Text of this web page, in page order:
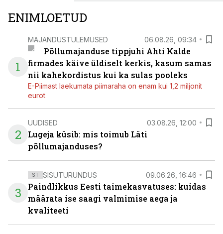
ENIMLOETUD
1
MAJANDUSTULEMUSED 06.08.26, 09:34
Põllumajanduse tippjuhi Ahti Kalde
firmades käive üldiselt kerkis, kasum samas
nii kahekordistus kui ka sulas pooleks
E-Piimast laekumata piimaraha on enam kui 1,2 miljonit
eurot
2
UUDISED 03.08.26, 12:00
Lugeja küsib: mis toimub Läti
põllumajanduses?
3
ST SISUTURUNDUS 09.06.26, 16:46
Paindlikkus Eesti taimekasvatuses: kuidas
määrata ise saagi valmimise aega ja
kvaliteeti